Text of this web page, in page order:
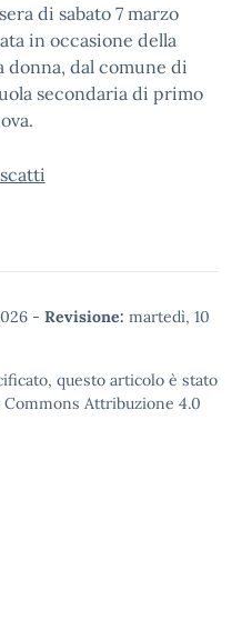
di sabato 7 marzo
in occasione della
donna, dal comune di
secondaria di primo
- Revisione: martedì, 10
questo articolo è stato
Attribuzione 4.0